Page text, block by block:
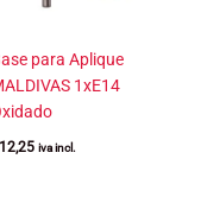
para Aplique
1xE14
iva incl.